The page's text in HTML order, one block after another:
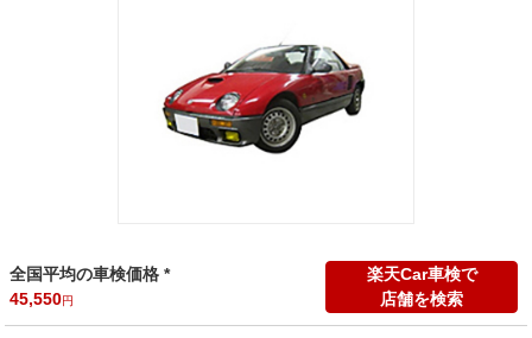
全国平均の車検価格 *
45,550円
楽天Car車検で
店舗を検索